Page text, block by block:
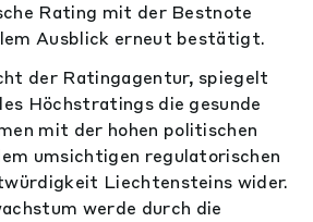
Rating mit der Bestnote
Ausblick erneut bestätigt.
der Ratingagentur, spiegelt
Höchstratings die gesunde
mit der hohen politischen
umsichtigen regulatorischen
Liechtensteins wider.
werde durch die